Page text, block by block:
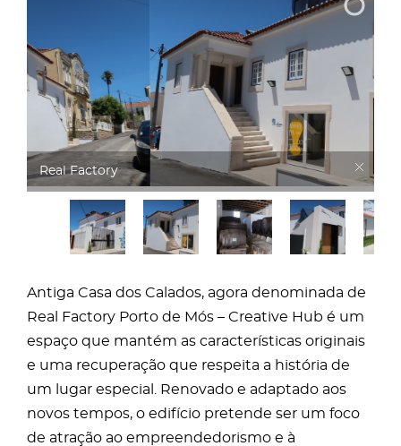
Real Factory
Antiga Casa dos Calados, agora denominada de
Real Factory Porto de Mós – Creative Hub é um
espaço que mantém as características originais
e uma recuperação que respeita a história de
um lugar especial. Renovado e adaptado aos
novos tempos, o edifício pretende ser um foco
de atração ao empreendedorismo e à